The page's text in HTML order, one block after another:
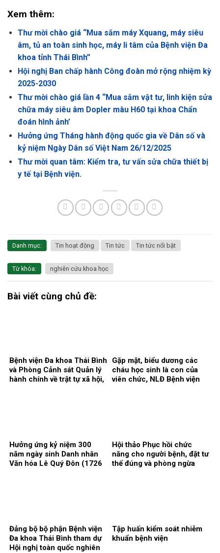
Xem thêm:
Thư mời chào giá “Mua sắm máy Xquang, máy siêu
âm, tủ an toàn sinh học, máy li tâm của Bệnh viện Đa
khoa tỉnh Thái Bình”
Hội nghị Ban chấp hành Công đoàn mở rộng nhiệm kỳ
2025-2030
Thư mời chào giá lần 4 “Mua sắm vật tư, linh kiện sửa
chữa máy siêu âm Dopler màu H60 tại khoa Chẩn
đoán hình ảnh’
Hưởng ứng Tháng hành động quốc gia về Dân số và
kỷ niệm Ngày Dân số Việt Nam 26/12/2025
Thư mời quan tâm: Kiểm tra, tư vấn sửa chữa thiết bị
y tế tại Bệnh viện.
Danh mục: Tin hoạt động Tin tức Tin tức nổi bật
Từ khóa: nghiên cứu khoa học
Bài viết cùng chủ đề:
Bệnh viện Đa khoa Thái Bình
và Phòng Cảnh sát Quản lý
hành chính về trật tự xã hội,
Gặp mặt, biểu dương các
cháu học sinh là con của
viên chức, NLĐ Bệnh viện
Hưởng ứng kỷ niệm 300
năm ngày sinh Danh nhân
Văn hóa Lê Quý Đôn (1726
Hội thảo Phục hồi chức
năng cho người bệnh, đặt tư
thế đúng và phòng ngừa
Đảng bộ bộ phận Bệnh viện
Đa khoa Thái Bình tham dự
Hội nghị toàn quốc nghiên
Tập huấn kiểm soát nhiễm
khuẩn bệnh viện